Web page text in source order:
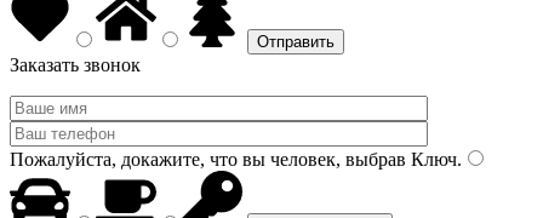
Заказать звонок
Пожалуйста, докажите, что вы человек, выбрав Ключ.